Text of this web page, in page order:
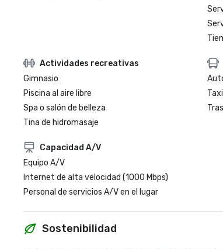
Actividades recreativas
Gimnasio
Piscina al aire libre
Spa o salón de belleza
Tina de hidromasaje
Taxi
Capacidad A/V
Equipo A/V
Internet de alta velocidad (1000 Mbps)
Personal de servicios A/V en el lugar
Sostenibilidad